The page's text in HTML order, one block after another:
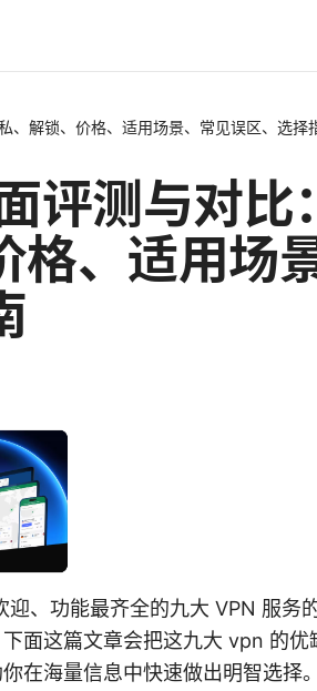
、解锁、价格、适用场景、常见误区、选择
评测与对比
格、适用场
、功能最齐全的九大 VPN 服务
面这篇文章会把这九大 vpn 的优
在海量信息中快速做出明智选择